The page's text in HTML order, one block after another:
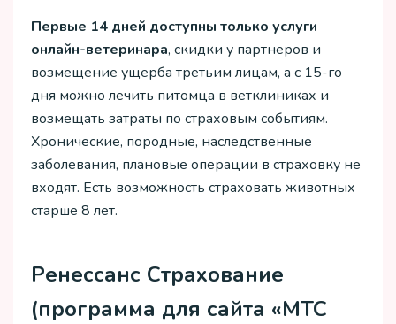
Первые 14 дней доступны только услуги
онлайн-ветеринара, скидки у партнеров и
возмещение ущерба третьим лицам, а с 15-го
дня можно лечить питомца в ветклиниках и
возмещать затраты по страховым событиям.
Хронические, породные, наследственные
заболевания, плановые операции в страховку не
входят. Есть возможность страховать животных
старше 8 лет.
Ренессанс Страхование
(программа для сайта «МТС